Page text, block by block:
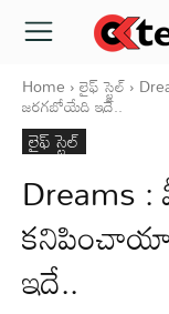
Home లైఫ్ స్టైల్
జరగబోయేది ఇదే..
లైఫ్ స్టైల్
Dreams
ఇదే..